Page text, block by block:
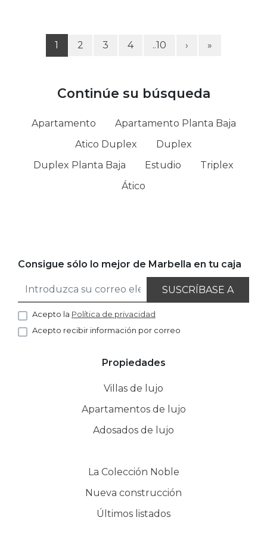
1 2 3 4 ..10 › »
Continúe su búsqueda
Apartamento
Apartamento Planta Baja
Atico Duplex
Duplex
Duplex Planta Baja
Estudio
Triplex
Ático
Consigue sólo lo mejor de Marbella en tu caja
SUSCRÍBASE A
Acepto la Política de privacidad
Acepto recibir información por correo
Propiedades
Villas de lujo
Apartamentos de lujo
Adosados de lujo
La Colección Noble
Nueva construcción
Últimos listados